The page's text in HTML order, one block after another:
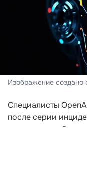
Изображение
Специалисты
после серии
искусственный